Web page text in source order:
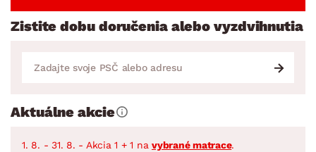
Zistite dobu doručenia alebo vyzdvihnutia
Aktuálne akcie
1. 8. - 31. 8. - Akcia 1 + 1 na vybrané matrace.